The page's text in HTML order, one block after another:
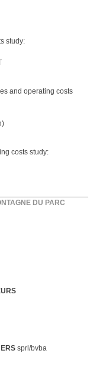
study:
and operating costs
costs study:
DU PARC
sprl/bvba